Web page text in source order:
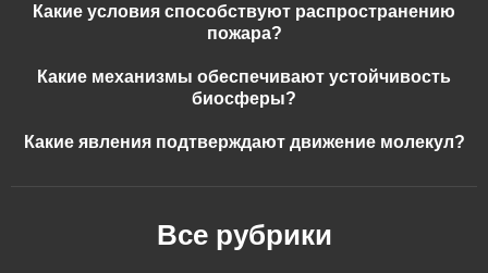
Какие условия способствуют распространению
пожара?
Какие механизмы обеспечивают устойчивость
биосферы?
Какие явления подтверждают движение молекул?
Все рубрики